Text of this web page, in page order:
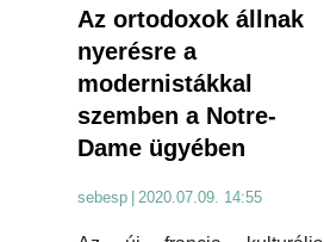
Az ortodoxok állnak
nyerésre a
modernistákkal
szemben a Notre-
Dame ügyében
sebesp 2020.07.09. 14:55